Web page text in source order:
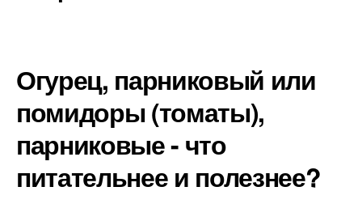
Огурец, парниковый или
помидоры (томаты),
парниковые - что
питательнее и полезнее?